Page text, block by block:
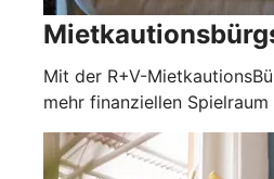
Mit der R+V-
mehr finanziellen